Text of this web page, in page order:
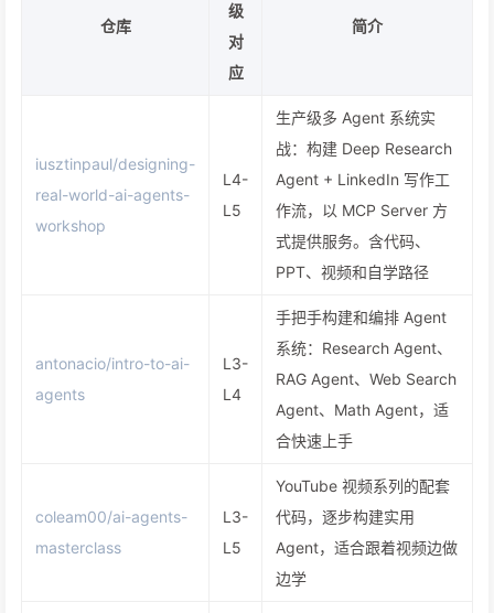
仓库
级
对
应
简介
iusztinpaul/designing-
real-world-ai-agents-
workshop
L4-
L5
生产级多 Agent 系统实
战：构建 Deep Research
Agent + LinkedIn 写作工
作流，以 MCP Server 方
式提供服务。含代码、
PPT、视频和自学路径
antonacio/intro-to-ai-
agents
L3-
L4
手把手构建和编排 Agent
系统：Research Agent、
RAG Agent、Web Search
Agent、Math Agent，适
合快速上手
coleam00/ai-agents-
masterclass
L3-
L5
YouTube 视频系列的配套
代码，逐步构建实用
Agent，适合跟着视频边做
边学